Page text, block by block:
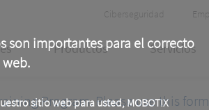
son importantes para el correcto
sitio web para usted, MOBOTIX
Header
Meta
Ciberseguridad
Productos Servicios
Program. Please use this